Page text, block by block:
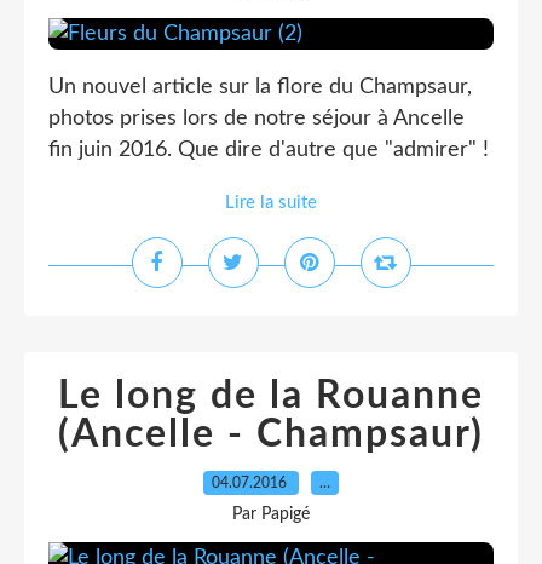
Un nouvel article sur la flore du Champsaur,
photos prises lors de notre séjour à Ancelle
fin juin 2016. Que dire d'autre que "admirer" !
Lire la suite
Le long de la Rouanne
(Ancelle - Champsaur)
04.07.2016 …
Par Papigé